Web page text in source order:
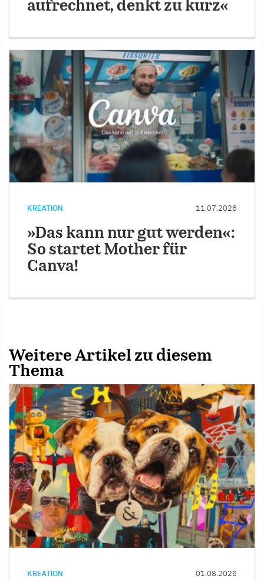
aufrechnet, denkt zu kurz«
KREATION 11.07.2026
»Das kann nur gut werden«:
So startet Mother für
Canva!
Weitere Artikel zu diesem
Thema
KREATION 01.08.2026